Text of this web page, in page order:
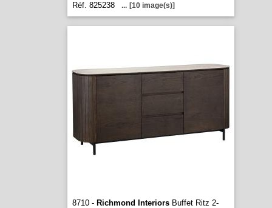
Réf. 825238
... [10 image(s)]
8710 - Richmond InteriorsBuffet Ritz 2-